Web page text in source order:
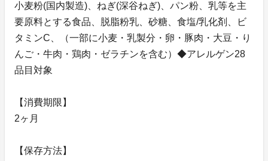
小麦粉(国内製造)、ねぎ(深谷ねぎ)、パン粉、乳等を主
要原料とする食品、脱脂粉乳、砂糖、食塩/乳化剤、ビ
タミンC、（一部に小麦・乳製分・卵・豚肉・大豆・り
んご・牛肉・鶏肉・ゼラチンを含む）◆アレルゲン28
品目対象
【消費期限】
2ヶ月
【保存方法】